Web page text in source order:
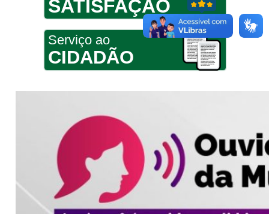
SATISFAÇÃO
Serviço ao
CIDADÃO